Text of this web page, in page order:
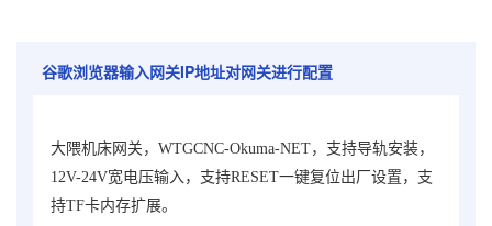
谷歌浏览器输入网关IP地址对网关进行配置
大隈机床网关， WTGCNC-Okuma-NET，支持导轨安装，
12V-24V宽电压输入，支持RESET一键复位出厂设置，支
持TF卡内存扩展。